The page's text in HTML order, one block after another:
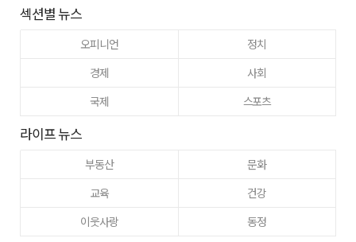
섹션별 뉴스
오피니언
정치
경제
사회
국제
스포츠
라이프 뉴스
부동산
문화
교육
건강
이웃사랑
동정